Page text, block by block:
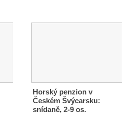
Horský penzion v
Českém Švýcarsku:
snídaně, 2-9 os.